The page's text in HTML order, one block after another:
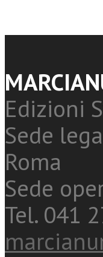
Edizioni
Sede
Roma
Sede
Tel. 041